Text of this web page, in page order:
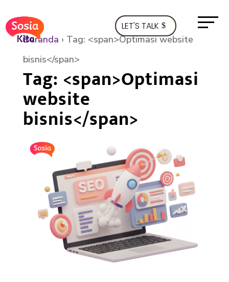
LET'S TALK
Beranda › Tag: <span>Optimasi website
bisnis</span>
Tag: <span>Optimasi
website
bisnis</span>